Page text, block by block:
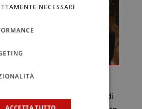
è stato presentato
tra il consorzio di
NECESSARI
ACCETTA TUTTO